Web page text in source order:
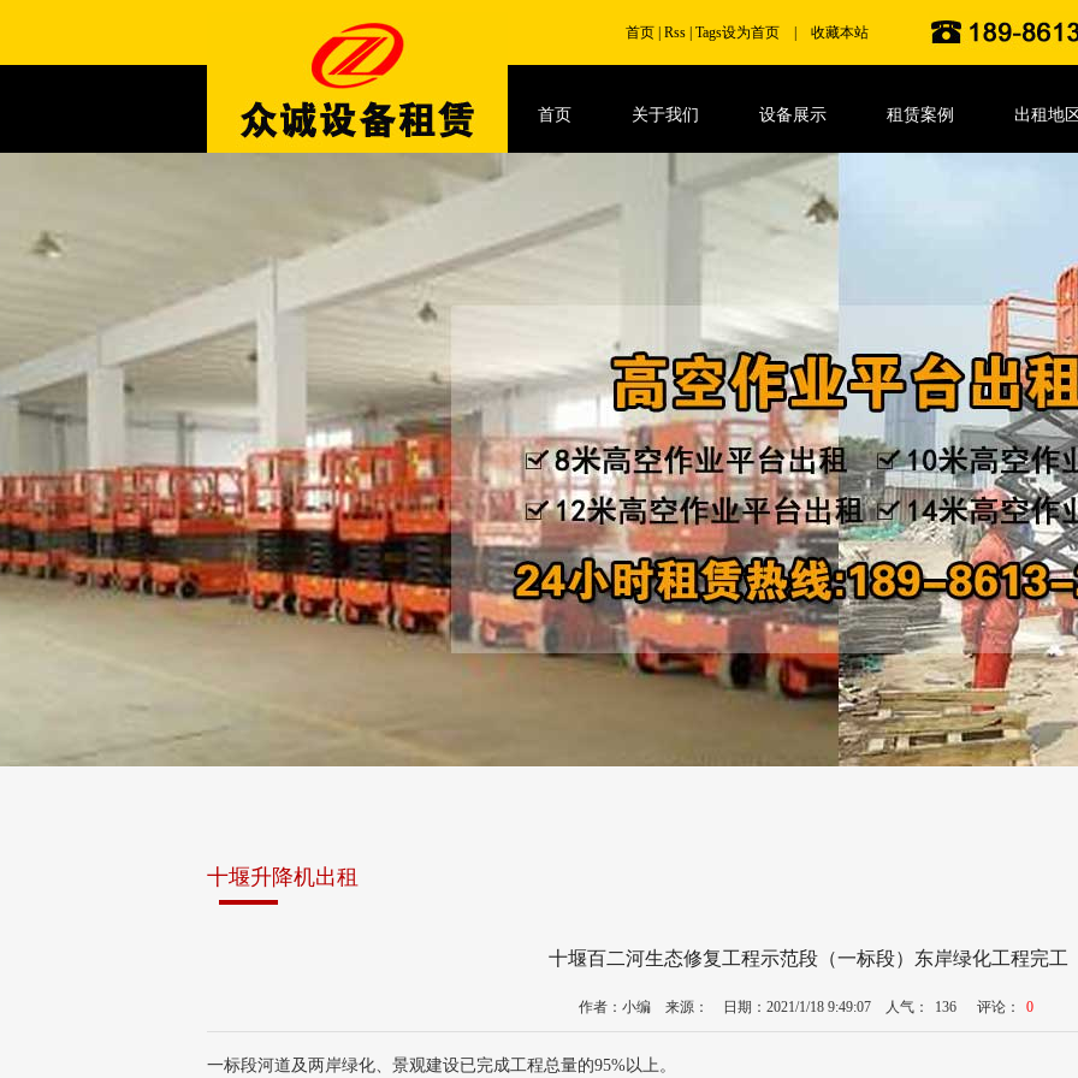
首页 Rss Tags设为首页 收藏本站
首页 关于我们 设备展示 租赁案例 出租地
十堰升降机出租
十堰百二河生态修复工程示范段（一标段）东岸绿化工程完工
作者：小编 来源： 日期：2021/1/18 9:49:07 人气： 136 评论： 0
一标段河道及两岸绿化、景观建设已完成工程总量的95%以上。